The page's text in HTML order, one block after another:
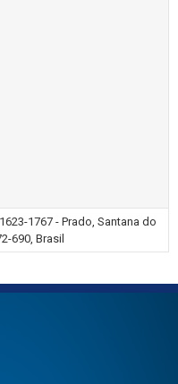
1767 - Prado, Santana do
690, Brasil